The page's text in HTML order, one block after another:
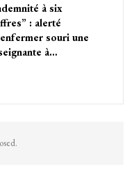
à six
: alerté
souri une
à…